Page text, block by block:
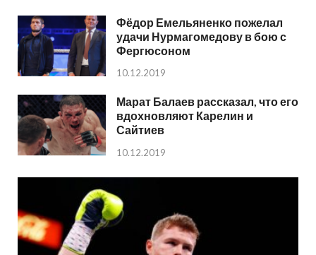
Фёдор Емельяненко пожелал
удачи Нурмагомедову в бою с
Фергюсоном
10.12.2019
Марат Балаев рассказал, что его
вдохновляют Карелин и
Сайтиев
10.12.2019